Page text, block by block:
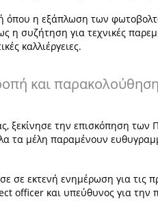
όπου η εξάπλωση των
η συζήτηση για τεχνικές
καλλιέργειες.
και
ξεκίνησε την επισκόπηση των
τα μέλη παραμένουν
σε εκτενή ενημέρωση για τις
officer και υπεύθυνος για την